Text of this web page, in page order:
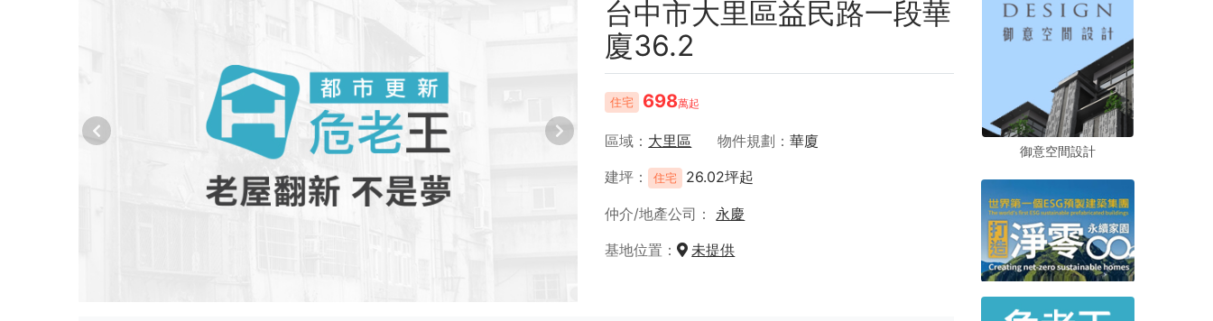
台中市大里區益民路一段華
廈36.2
住宅 698萬起
區域 大里區 物件規劃
華廈
建坪
住宅 26.02坪起
仲介/地產公司
永慶
基地位置
未提供
御意空間設計
御意空間設計
御意空間設計